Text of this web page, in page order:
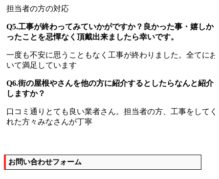
担当者の方の対応
Q5.工事が終わってみていかがですか？良かった事・嬉しか
ったことを忌憚なく頂戴出来ましたら幸いです。
一度も不安に思うこともなく工事が終わりました。全てにお
いて満足しています
Q6.街の屋根やさんを他の方に紹介するとしたらなんと紹介
しますか？
口コミ通りとても良い業者さん。担当者の方、工事をしてく
れた方々みなさんが丁寧
お問い合わせフォーム